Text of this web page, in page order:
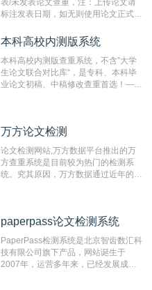
表/未发表论文查重，注：上传论文请
标注发表日期，如无则使用论文正式发
成时间作为发表日期。
本科高校内测版系统
本科高校内测版查重系统，不含”大学
生论文联合对比库“，是专科、本科毕
业论文初稿、中稿修改查重首选！——
万方论文检测
论文检测网站,万方数据平台推出的万
方查重系统是目前较为热门的检测系
统。究其原因，万方数据通过近年的发
非。其次，相对于知网而言，万方检测
重的推荐系统。
paperpass论文检测系统
PaperPass检测系统是北京智齿数汇科
技有限公司旗下产品，网站诞生于
2007年，运营多年来，已经发展成为